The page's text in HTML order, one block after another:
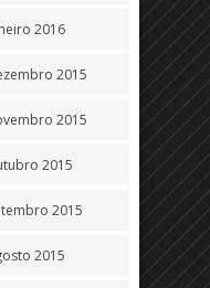
2016
2015
2015
2015
2015
2015